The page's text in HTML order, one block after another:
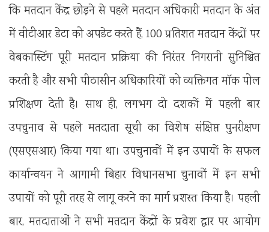
कि मतदान केंद्र छोड़ने से पहले मतदान अधिकारी मतदान के अंत
में वीटीआर डेटा को अपडेट करते हैं, 100 प्रतिशत मतदान केंद्रों पर
वेबकास्टिंग पूरी मतदान प्रक्रिया की निरंतर निगरानी सुनिश्चित
करती है और सभी पीठासीन अधिकारियों को व्यक्तिगत मॉक पोल
प्रशिक्षण देती है। साथ ही, लगभग दो दशकों में पहली बार
उपचुनाव से पहले मतदाता सूची का विशेष संक्षिप्त पुनरीक्षण
(एसएसआर) किया गया था। उपचुनावों में इन उपायों के सफल
कार्यान्वयन ने आगामी बिहार विधानसभा चुनावों में इन सभी
उपायों को पूरी तरह से लागू करने का मार्ग प्रशस्त किया है। पहली
बार, मतदाताओं ने सभी मतदान केंद्रों के प्रवेश द्वार पर आयोग